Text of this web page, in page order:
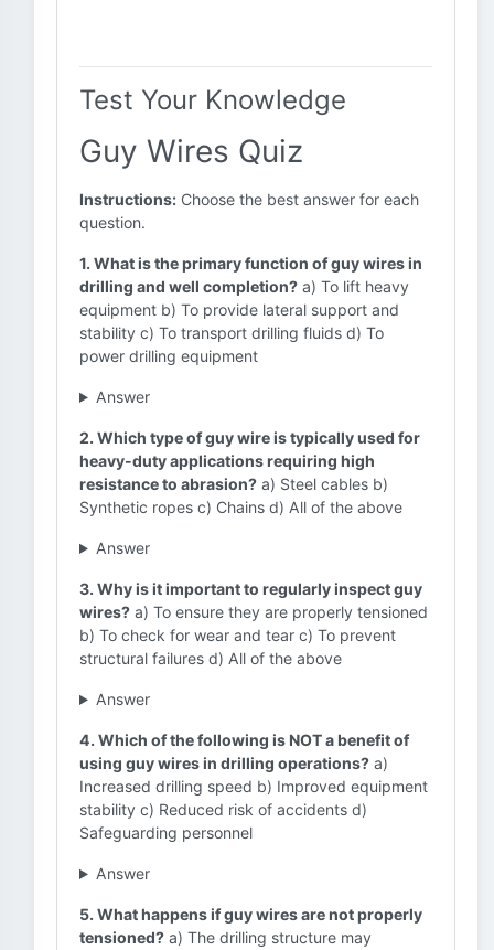
Test Your Knowledge
Guy Wires Quiz
Instructions: Choose the best answer for each
question.
1. What is the primary function of guy wires in
drilling and well completion? a) To lift heavy
equipment b) To provide lateral support and
stability c) To transport drilling fluids d) To
power drilling equipment
Answer
2. Which type of guy wire is typically used for
heavy-duty applications requiring high
resistance to abrasion? a) Steel cables b)
Synthetic ropes c) Chains d) All of the above
Answer
3. Why is it important to regularly inspect guy
wires? a) To ensure they are properly tensioned
b) To check for wear and tear c) To prevent
structural failures d) All of the above
Answer
4. Which of the following is NOT a benefit of
using guy wires in drilling operations? a)
Increased drilling speed b) Improved equipment
stability c) Reduced risk of accidents d)
Safeguarding personnel
Answer
5. What happens if guy wires are not properly
tensioned? a) The drilling structure may